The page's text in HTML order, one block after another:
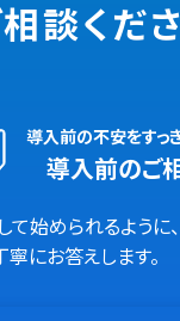
談くだ
導入前の不安をすっ
導入前のご
始められるように
にお答えします。